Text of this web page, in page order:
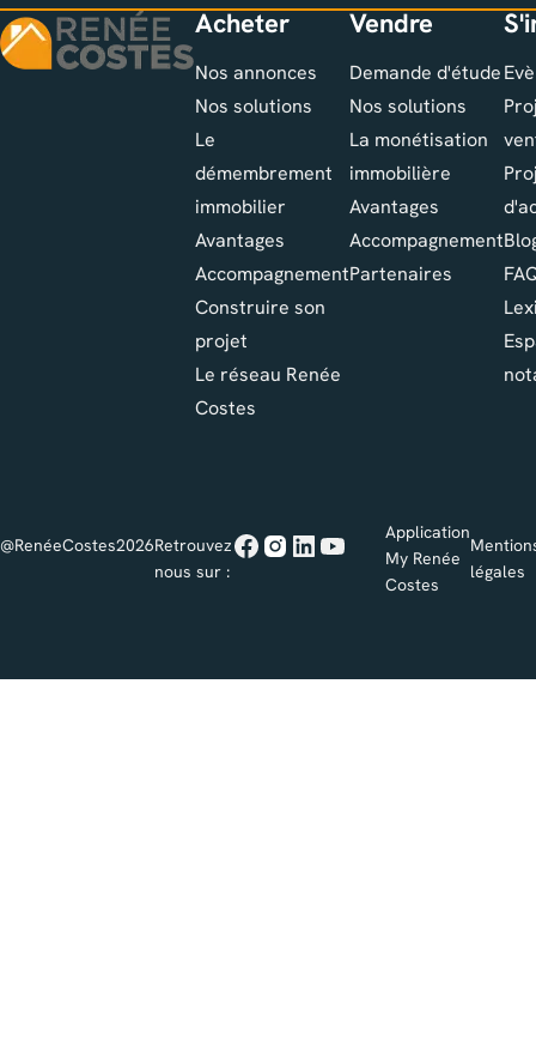
Acheter
Nos annonces
Nos solutions
Le
démembrement
immobilier
Avantages
Accompagnement
Construire son
projet
Le réseau Renée
Costes
Vendre
Demande d'étude
Nos solutions
La monétisation
immobilière
Avantages
Accompagnement
Partenaires
@RenéeCostes2026Retrouvez
nous sur :
Application
My Renée
Costes
légales